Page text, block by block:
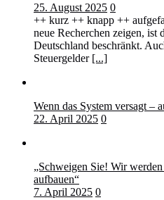
25. August 2025 0
++ kurz ++ knapp ++
neue Recherchen zeigen,
Deutschland beschränkt.
Steuergelder [...]
Wenn das System versagt –
22. April 2025 0
„Schweigen Sie! Wir
aufbauen“
7. April 2025 0